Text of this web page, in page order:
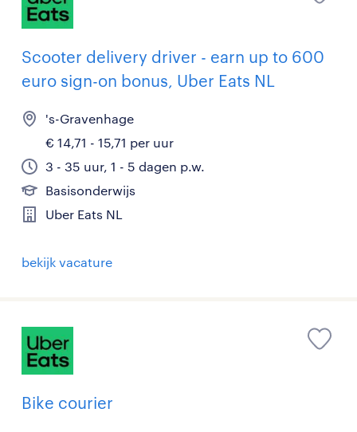
Scooter delivery driver - earn up to 600
euro sign-on bonus, Uber Eats NL
's-Gravenhage
€ 14,71 - 15,71 per uur
3 - 35 uur, 1 - 5 dagen p.w.
Basisonderwijs
Uber Eats NL
bekijk vacature
Bike courier